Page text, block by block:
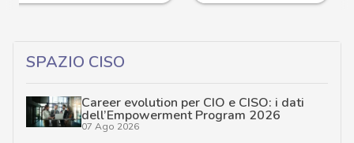
SPAZIO CISO
Career evolution per CIO e CISO: i dati
dell’Empowerment Program 2026
07 Ago 2026